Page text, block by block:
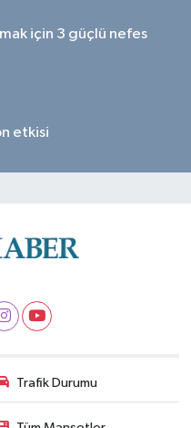
için 3 güçlü nefes
etkisi
Trafik Durumu